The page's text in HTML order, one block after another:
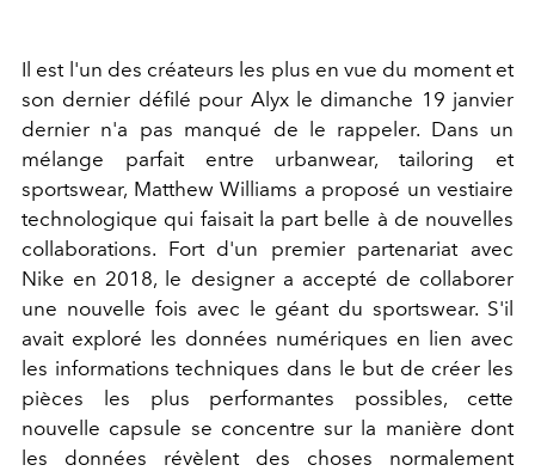
Il est l'un des créateurs les plus en vue du moment et
son dernier défilé pour Alyx le dimanche 19 janvier
dernier n'a pas manqué de le rappeler. Dans un
mélange parfait entre urbanwear, tailoring et
sportswear, Matthew Williams a proposé un vestiaire
technologique qui faisait la part belle à de nouvelles
collaborations. Fort d'un premier partenariat avec
Nike en 2018, le designer a accepté de collaborer
une nouvelle fois avec le géant du sportswear. S'il
avait exploré les données numériques en lien avec
les informations techniques dans le but de créer les
pièces les plus performantes possibles, cette
nouvelle capsule se concentre sur la manière dont
les données révèlent des choses normalement